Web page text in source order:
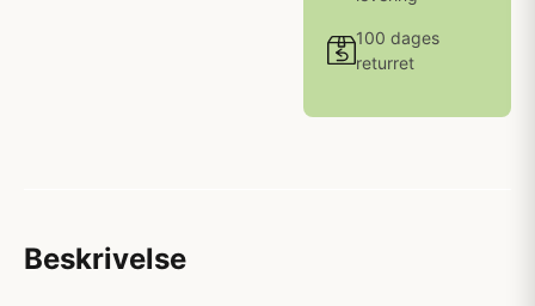
100 dages
returret
Beskrivelse